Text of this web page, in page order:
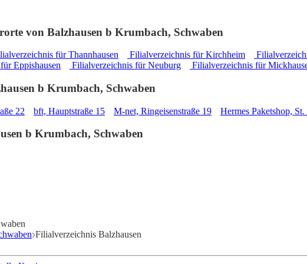
von Balzhausen b Krumbach, Schwaben
für Thannhausen Filialverzeichnis für Kirchheim
Eppishausen Filialverzeichnis für Neuburg Filialverzeichnis für
b Krumbach, Schwaben
22 bft, Hauptstraße 15 M-net, Ringeisenstraße 19 Hermes Paketshop,
b Krumbach, Schwaben
Filialverzeichnis Balzhausen